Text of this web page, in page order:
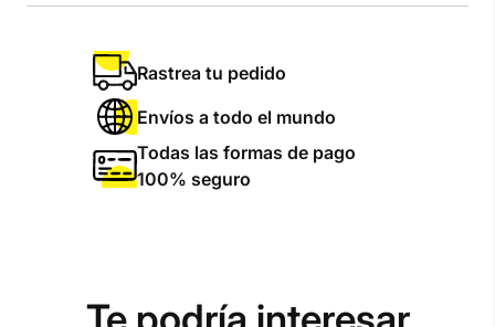
Rastrea tu pedido
Envíos a todo el mundo
Todas las formas de pago
100% seguro